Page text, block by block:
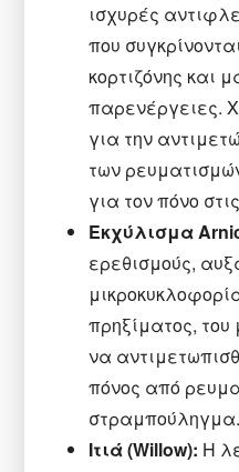
ισχυρές
που
κορτιζόνης και
παρενέργειες.
για την
των
για τον πόνο
Εκχύλισμα
ερεθισμούς,
πρηξίματος, του
να
πόνος από
στραμπούληγμα.
Ιτιά (Willow): Η